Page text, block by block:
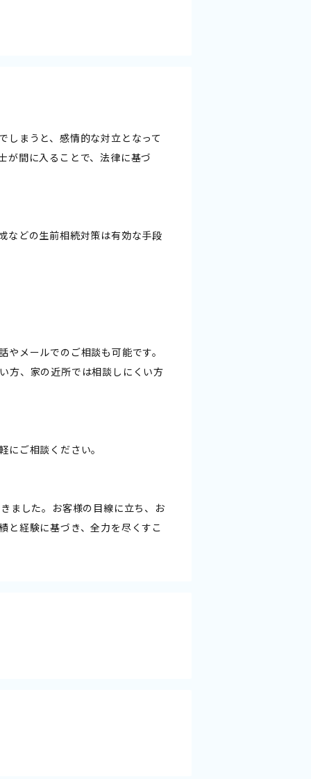
しまうと、感情的な対立となって
が間に入ることで、法律に基づ
などの生前相続対策は有効な手段
メールでのご相談も可能です。
方、家の近所では相談しにくい方
ご相談ください。
ました。お客様の目線に立ち、お
と経験に基づき、全力を尽くすこ